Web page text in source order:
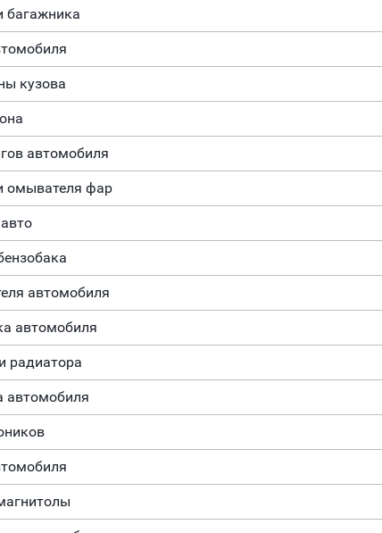
багажника
кузова
автомобиля
омывателя фар
автомобиля
автомобиля
радиатора
автомобиля